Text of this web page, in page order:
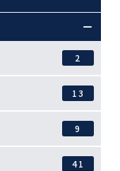
2
13
9
41